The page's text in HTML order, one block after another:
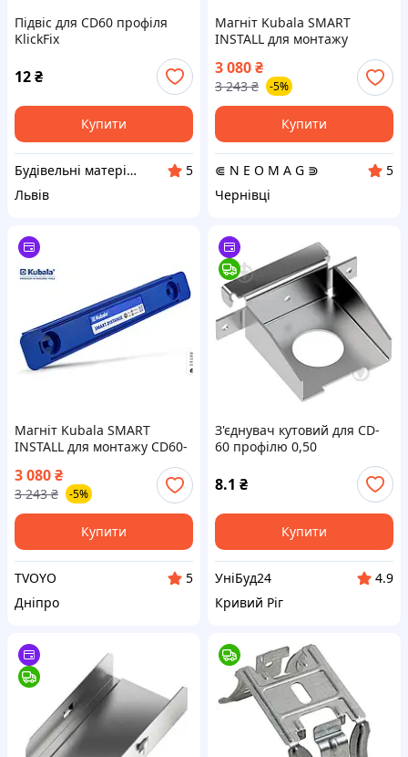
Підвіс для CD60 профіля
KlickFix
12₴
Купити
Будівельні матеріали. Гуртівня у Львові (ceresit.lviv.ua)
5
Львів
Магніт Kubala SMART
INSTALL для монтажу
CD60, 60×500мм (0677)
3 080₴
3 243 ₴ -5%
Купити
⋐ N E O M A G ⋑
5
Чернівці
Магніт Kubala SMART
INSTALL для монтажу CD60-
CD60, 60×500мм (0677)
3 080₴
3 243 ₴ -5%
Купити
TVOYO
5
Дніпро
З'єднувач кутовий для CD-
60 профілю 0,50
8.1 ₴
Купити
УніБуд24
4.9
Кривий Ріг